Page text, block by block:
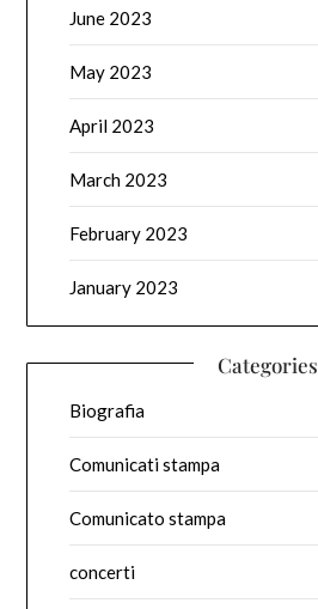
June 2023
May 2023
April 2023
March 2023
February 2023
January 2023
Categories
Biografia
Comunicati stampa
Comunicato stampa
concerti